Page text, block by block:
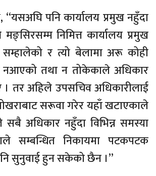
पनि कार्यालय प्रमुख नहुँदा
निमित्त कार्यालय प्रमुख
सम्हालेको र त्यो बेलामा अरू कोही
नआएको तथा न तोकेकाले अधिकार
तर अहिले उपसचिव अधिकारीलाई
सरूवा गरेर यहाँ खटाएकाले
अधिकार नहुँदा विभिन्न समस्या
सम्बन्धित निकायमा पटकपटक
सुनुवाई हुन सकेको छैन ।”